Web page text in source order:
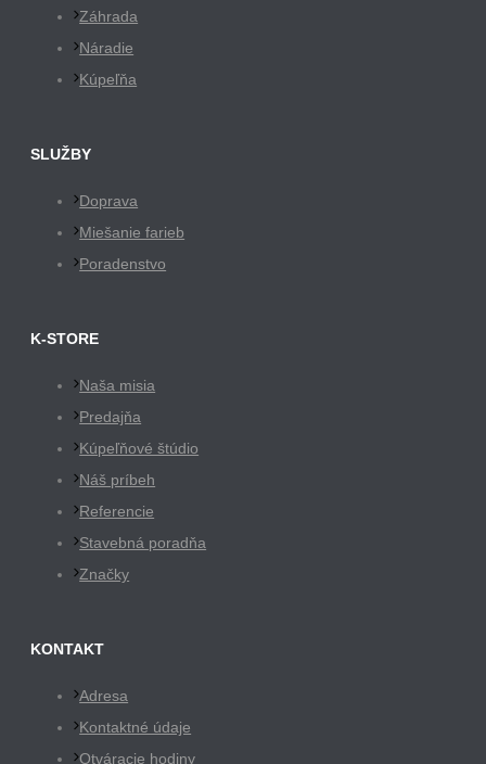
Záhrada
Náradie
Kúpeľňa
SLUŽBY
Doprava
Miešanie farieb
Poradenstvo
K-STORE
Naša misia
Predajňa
Kúpeľňové štúdio
Náš príbeh
Referencie
Stavebná poradňa
Značky
KONTAKT
Adresa
Kontaktné údaje
Otváracie hodiny